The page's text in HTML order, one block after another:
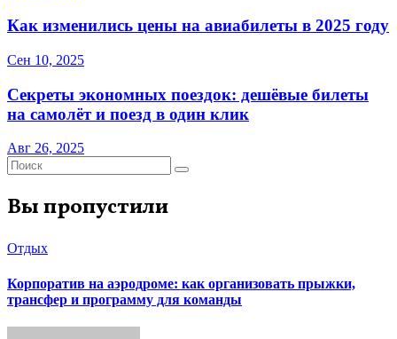
Как изменились цены на авиабилеты в 2025 году
Сен 10, 2025
Секреты экономных поездок: дешёвые билеты
на самолёт и поезд в один клик
Авг 26, 2025
Вы пропустили
Отдых
Корпоратив на аэродроме: как организовать прыжки,
трансфер и программу для команды